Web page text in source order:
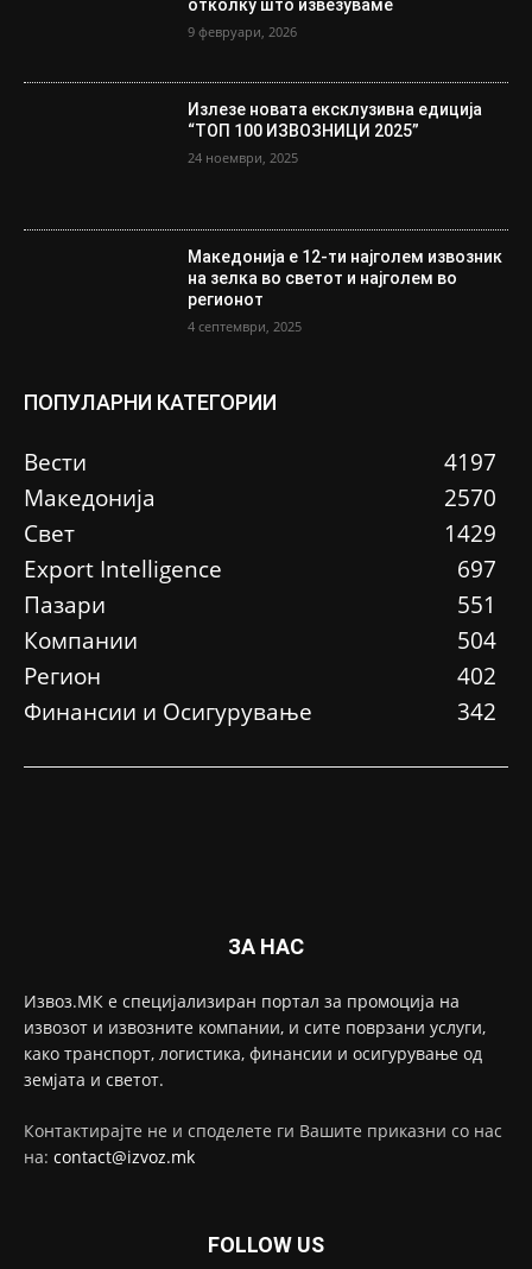
отколку што извезуваме
9 февруари, 2026
Излезе новата ексклузивна едиција
“ТОП 100 ИЗВОЗНИЦИ 2025”
24 ноември, 2025
Македонија е 12-ти најголем извозник
на зелка во светот и најголем во
регионот
4 септември, 2025
ПОПУЛАРНИ КАТЕГОРИИ
Вести
4197
Македонија
2570
Свет
1429
Еxport Intelligence
697
Пазари
551
Компании
504
Регион
402
Финансии и Осигурување
342
ЗА НАС
Извоз.МК е специјализиран портал за промоција на
извозот и извозните компании, и сите поврзани услуги,
како транспорт, логистика, финансии и осигурување од
земјата и светот.
Контактирајте не и споделете ги Вашите приказни со нас
на: contact@izvoz.mk
FOLLOW US